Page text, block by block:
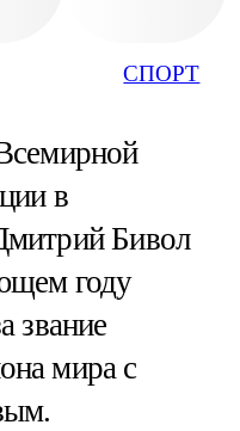
СПОРТ
в
Бивол
году
звание
мира с